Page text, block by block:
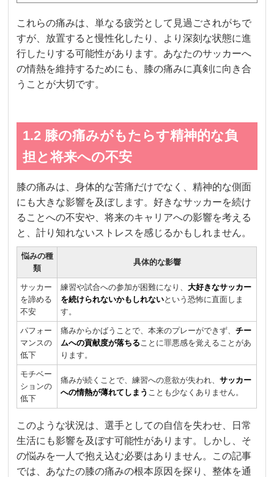
これらの痛みは、単なる疲労として見過ごされがちで
すが、放置すると慢性化したり、より深刻な状態に進
行したりする可能性があります。あなたのサッカーへ
の情熱を維持するためにも、膝の痛みに真剣に向き合
うことが大切です。
1.2 膝の痛みがもたらす精神的な負
担と将来への不安
膝の痛みは、身体的な苦痛だけでなく、精神的な側面
にも大きな影響を及ぼします。好きなサッカーを続け
ることへの不安や、将来のキャリアへの影響を考える
と、計り知れないストレスを感じるかもしれません。
悩みの種
類
具体的な影響
サッカー
を諦める
不安
練習や試合への参加が困難になり、大好きなサッカー
を続けられないかもしれないという恐怖に直面しま
す。
パフォー
マンスの
低下
痛みからかばうことで、本来のプレーができず、チー
ムへの貢献度が落ちる ことに罪悪感を覚えることがあ
ります。
モチベー
ションの
低下
痛みが続くことで、練習への意欲が失われ、サッカー
への情熱が薄れてしまう ことも少なくありません。
このような状況は、選手としての自信を失わせ、日常
生活にも影響を及ぼす可能性があります。しかし、そ
の悩みを一人で抱え込む必要はありません。この記事
では、あなたの膝の痛みの根本原因を探り、整体を通